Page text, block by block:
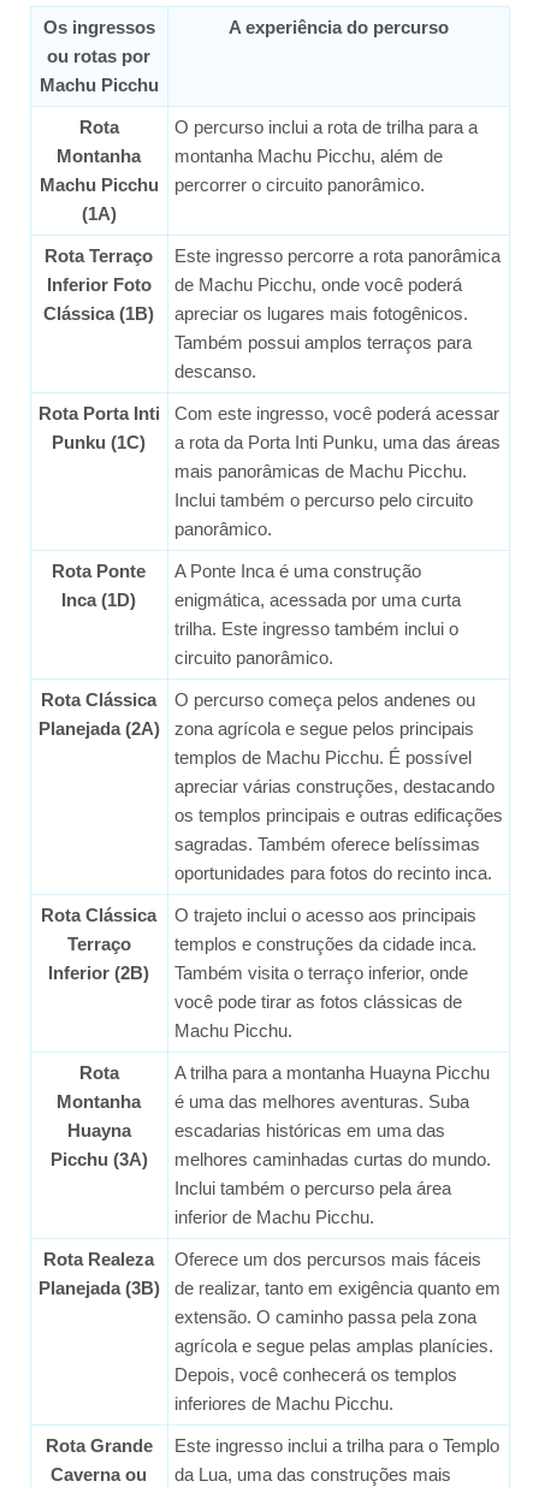
Os ingressos
ou rotas por
Machu Picchu
A experiência do percurso
Rota
Montanha
Machu Picchu
(1A)
O percurso inclui a rota de trilha para a
montanha Machu Picchu, além de
percorrer o circuito panorâmico.
Rota Terraço
Inferior Foto
Clássica (1B)
Este ingresso percorre a rota panorâmica
de Machu Picchu, onde você poderá
apreciar os lugares mais fotogênicos.
Também possui amplos terraços para
descanso.
Rota Porta Inti
Punku (1C)
Com este ingresso, você poderá acessar
a rota da Porta Inti Punku, uma das áreas
mais panorâmicas de Machu Picchu.
Inclui também o percurso pelo circuito
panorâmico.
Rota Ponte
Inca (1D)
A Ponte Inca é uma construção
enigmática, acessada por uma curta
trilha. Este ingresso também inclui o
circuito panorâmico.
Rota Clássica
Planejada (2A)
O percurso começa pelos andenes ou
zona agrícola e segue pelos principais
templos de Machu Picchu. É possível
apreciar várias construções, destacando
os templos principais e outras edificações
sagradas. Também oferece belíssimas
oportunidades para fotos do recinto inca.
Rota Clássica
Terraço
Inferior (2B)
O trajeto inclui o acesso aos principais
templos e construções da cidade inca.
Também visita o terraço inferior, onde
você pode tirar as fotos clássicas de
Machu Picchu.
Rota
Montanha
Huayna
Picchu (3A)
A trilha para a montanha Huayna Picchu
é uma das melhores aventuras. Suba
escadarias históricas em uma das
melhores caminhadas curtas do mundo.
Inclui também o percurso pela área
inferior de Machu Picchu.
Rota Realeza
Planejada (3B)
Oferece um dos percursos mais fáceis
de realizar, tanto em exigência quanto em
extensão. O caminho passa pela zona
agrícola e segue pelas amplas planícies.
Depois, você conhecerá os templos
inferiores de Machu Picchu.
Rota Grande
Caverna ou
Este ingresso inclui a trilha para o Templo
da Lua, uma das construções mais